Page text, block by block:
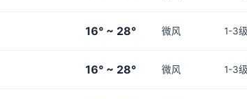
16° ~ 28° 微风 1-3级
16° ~ 28° 微风 1-3级